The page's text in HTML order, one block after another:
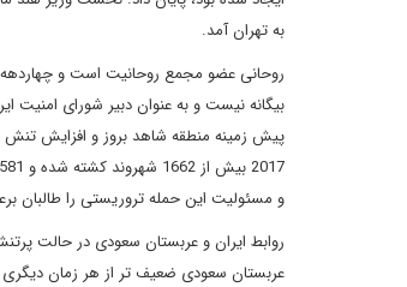
به تهران آمد.
روحانی عضو مجمع روحانیت است و چهاردهه
بیگانه نیست و به عنوان دبیر شورای امنیت
پیش زمینه منطقه شاهد بروز و افزایش تنش
و مسئولیت این حمله تروریستی را طالبان
روابط ایران و عربستان سعودی در حالت
عربستان سعودی ضعیف تر از هر زمان